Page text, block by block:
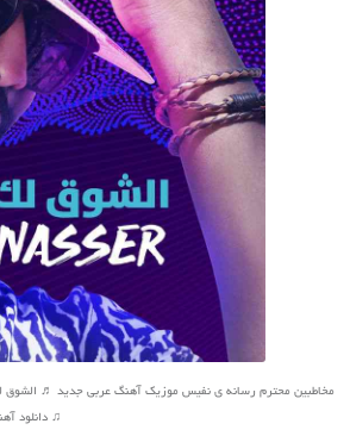
مخاطبین محترم رسانه ی نفیس موزیک آهنگ عربی جدید ♬ الشوق لک ناصر نایف
♫ دانلود